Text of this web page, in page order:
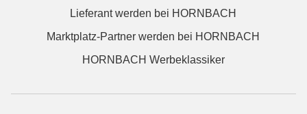
Lieferant werden bei HORNBACH
Marktplatz-Partner werden bei HORNBACH
HORNBACH Werbeklassiker